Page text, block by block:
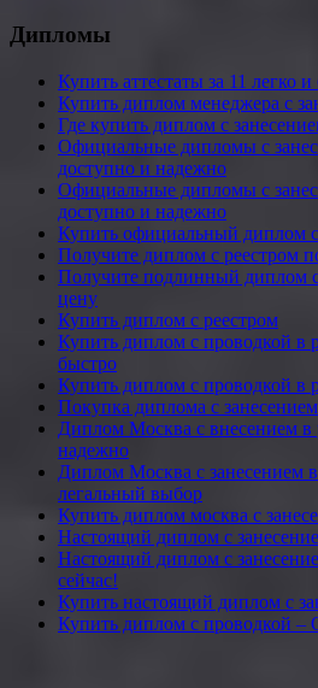
Дипломы
Купить аттестаты за 11 легко
Купить диплом менеджера с
Где купить диплом с
Официальные дипломы с
доступно и надежно
Официальные дипломы с
доступно и надежно
Купить официальный диплом с
Получите диплом с реестром
Получите подлинный диплом
цену
Купить диплом с реестром
Купить диплом с проводкой в
быстро
Купить диплом с проводкой в
Покупка диплома с занесением
Диплом Москва с внесением в
надежно
Диплом Москва с занесением
легальный выбор
Купить диплом москва с
Настоящий диплом с
Настоящий диплом с
сейчас!
Купить настоящий диплом с
Купить диплом с проводкой